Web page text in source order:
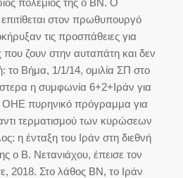
στον πρωθυπουργό
τις προσπάθειες για
που ζουν στην αυταπάτη και δεν
το Βήμα, 1/1/14, ομιλία ΣΠ στο
η συμφωνία 6+2+Ιράν για
ΟΗΕ πυρηνικό πρόγραμμα για
τερματισμού των κυρώσεων
η ένταξη του Ιράν στη διεθνή
ο Β. Νετανιάχου, έπεισε τον
2018. Στο λάθος ΒΝ, το Ιράν